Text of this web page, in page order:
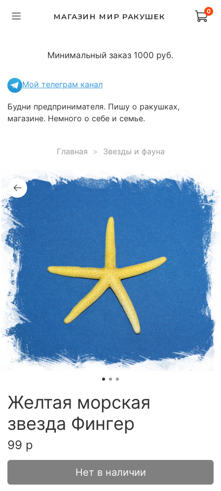
МАГАЗИН МИР РАКУШЕК
0
Минимальный заказ 1000 руб.
Мой телеграм канал
Будни предпринимателя. Пишу о ракушках,
магазине. Немного о себе и семье.
Главная Звезды и фауна
Желтая морская
звезда Фингер
99 р
Нет в наличии